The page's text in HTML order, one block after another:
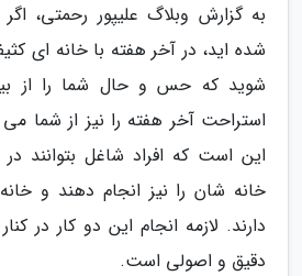
به گزارش وبلاگ علیپور رحمتی،
شده اید، در آخر هفته با خانه ای
شوید که حس و حال شما را از
استراحت آخر هفته را نیز از شما
این است که افراد شاغل بتوانند در
خانه شان را نیز انجام دهند و
دارند. لازمه انجام این دو کار در
دقیق و اصولی است.